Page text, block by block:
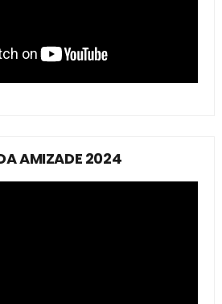
AMIZADE 2024